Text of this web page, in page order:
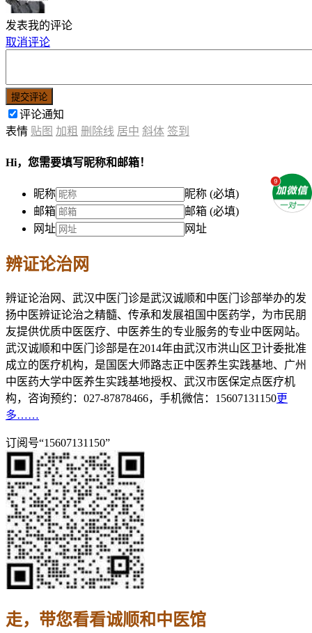
发表我的评论
取消评论
提交评论
评论通知
表情 贴图 加粗 删除线 居中 斜体 签到
Hi，您需要填写昵称和邮箱！
昵称
昵称 (必填)
邮箱
邮箱 (必填)
网址
网址
辨证论治网
辨证论治网、武汉中医门诊是武汉诚顺和中医门诊部举办的发
扬中医辨证论治之精髓、传承和发展祖国中医药学，为市民朋
友提供优质中医医疗、中医养生的专业服务的专业中医网站。
武汉诚顺和中医门诊部是在2014年由武汉市洪山区卫计委批准
成立的医疗机构，是国医大师路志正中医养生实践基地、广州
中医药大学中医养生实践基地授权、武汉市医保定点医疗机
构，咨询预约：027-87878466，手机微信：15607131150更
多……
订阅号“15607131150”
走，带您看看诚顺和中医馆